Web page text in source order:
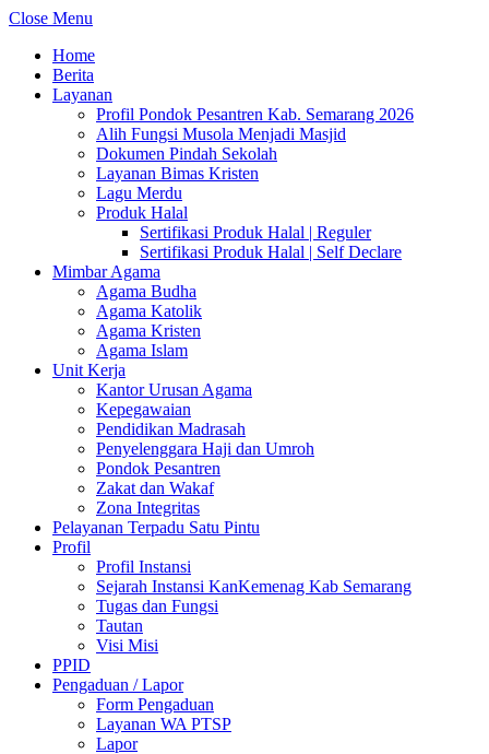
Close Menu
Home
Berita
Layanan
Profil Pondok Pesantren Kab. Semarang 2026
Alih Fungsi Musola Menjadi Masjid
Dokumen Pindah Sekolah
Layanan Bimas Kristen
Lagu Merdu
Produk Halal
Sertifikasi Produk Halal | Reguler
Sertifikasi Produk Halal | Self Declare
Mimbar Agama
Agama Budha
Agama Katolik
Agama Kristen
Agama Islam
Unit Kerja
Kantor Urusan Agama
Kepegawaian
Pendidikan Madrasah
Penyelenggara Haji dan Umroh
Pondok Pesantren
Zakat dan Wakaf
Zona Integritas
Pelayanan Terpadu Satu Pintu
Profil
Profil Instansi
Sejarah Instansi KanKemenag Kab Semarang
Tugas dan Fungsi
Tautan
Visi Misi
PPID
Pengaduan / Lapor
Form Pengaduan
Layanan WA PTSP
Lapor